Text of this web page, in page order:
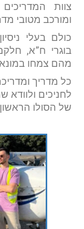
צוות
ומורכב מטובי
כולם בעלי
בוגרי ח”א,
מהם צמחו
כל מדריך
לחניכים
של הסולו